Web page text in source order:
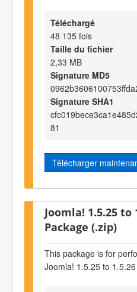
Téléchargé
48 135 fois
Taille du fichier
2,33 MB
Signature MD5
Signature SHA1
81
Télécharger
Joomla! 1.5.25 to
Package (.zip)
This package is for
Joomla! 1.5.25 to 1.5.26